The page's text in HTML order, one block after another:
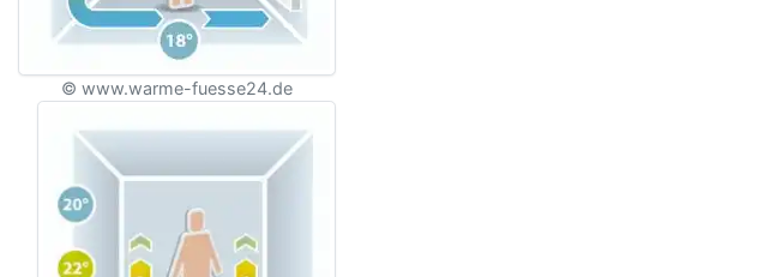
© www.warme-fuesse24.de